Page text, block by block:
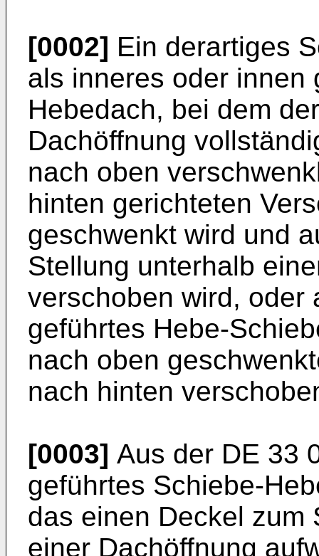
[0002] Ein derartiges
als inneres oder innen
Hebedach, bei dem
Dachöffnung
nach oben
hinten gerichteten
geschwenkt wird und
Stellung unterhalb
verschoben wird, oder
geführtes Hebe-
nach oben
nach hinten
[0003] Aus der DE 33
geführtes Schiebe-
das einen Deckel zum
einer Dachöffnung